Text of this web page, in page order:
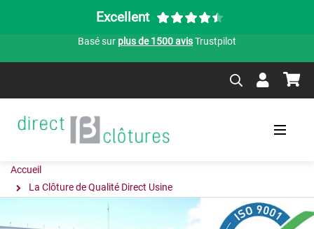
Excellent
Basé sur plus de 1500 avisTrustpilot
Accueil
La Clôture de Qualité Direct Usine